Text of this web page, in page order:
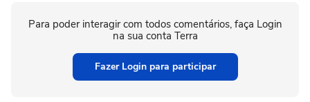
Para poder interagir com todos comentários, faça Login
na sua conta Terra
Fazer Login para participar